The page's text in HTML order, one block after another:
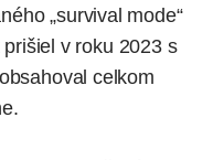
„survival mode“
v roku 2023 s
celkom